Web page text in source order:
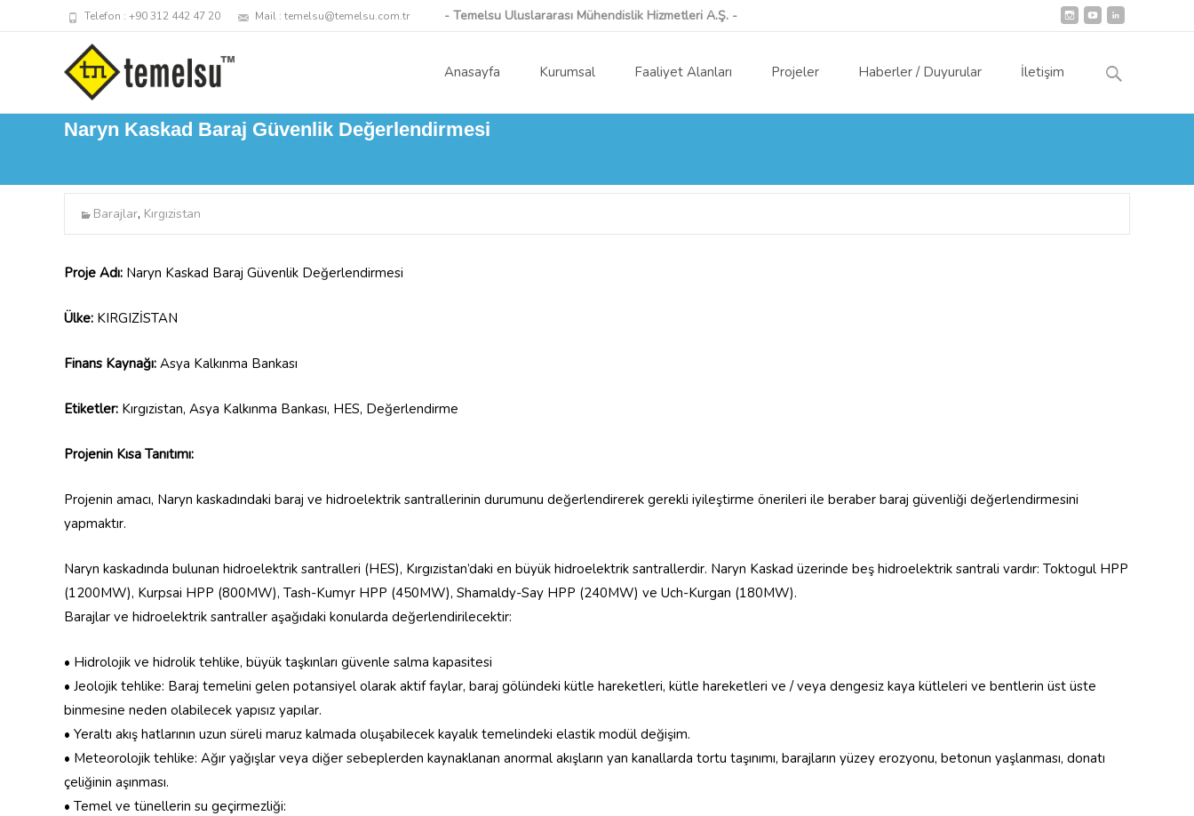
Telefon : +90 312 442 47 20 Mail : temelsu@temelsu.com.tr - Temelsu Uluslararası Mühendislik Hizmetleri A.Ş. -
Anasayfa
Kurumsal Faaliyet Alanları Projeler Haberler / Duyurular İletişim Arama:
Naryn Kaskad Baraj Güvenlik Değerlendirmesi
Barajlar, Kırgızistan
Proje Adı: Naryn Kaskad Baraj Güvenlik Değerlendirmesi
Ülke: KIRGIZİSTAN
Finans Kaynağı: Asya Kalkınma Bankası
Etiketler: Kırgızistan, Asya Kalkınma Bankası, HES, Değerlendirme
Projenin Kısa Tanıtımı:
Projenin amacı, Naryn kaskadındaki baraj ve hidroelektrik santrallerinin durumunu değerlendirerek gerekli iyileştirme önerileri ile beraber baraj güvenliği değerlendirmesini
yapmaktır.
Naryn kaskadında bulunan hidroelektrik santralleri (HES), Kırgızistan’daki en büyük hidroelektrik santrallerdir. Naryn Kaskad üzerinde beş hidroelektrik santrali vardır: Toktogul HPP
(1200MW), Kurpsai HPP (800MW), Tash-Kumyr HPP (450MW), Shamaldy-Say HPP (240MW) ve Uch-Kurgan (180MW).
Barajlar ve hidroelektrik santraller aşağıdaki konularda değerlendirilecektir:
• Hidrolojik ve hidrolik tehlike, büyük taşkınları güvenle salma kapasitesi
• Jeolojik tehlike: Baraj temelini gelen potansiyel olarak aktif faylar, baraj gölündeki kütle hareketleri, kütle hareketleri ve / veya dengesiz kaya kütleleri ve bentlerin üst üste
binmesine neden olabilecek yapısız yapılar.
• Yeraltı akış hatlarının uzun süreli maruz kalmada oluşabilecek kayalık temelindeki elastik modül değişim.
• Meteorolojik tehlike: Ağır yağışlar veya diğer sebeplerden kaynaklanan anormal akışların yan kanallarda tortu taşınımı, barajların yüzey erozyonu, betonun yaşlanması, donatı
çeliğinin aşınması.
• Temel ve tünellerin su geçirmezliği: